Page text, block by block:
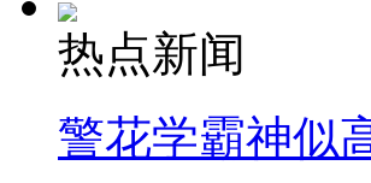
热点新闻
警花学霸神似